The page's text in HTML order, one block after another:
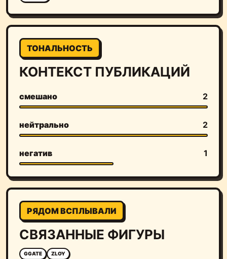
ТОНАЛЬНОСТЬ
КОНТЕКСТ ПУБЛИКАЦИЙ
смешано 2
нейтрально 2
негатив 1
РЯДОМ ВСПЛЫВАЛИ
СВЯЗАННЫЕ ФИГУРЫ
GGATE ZLOY